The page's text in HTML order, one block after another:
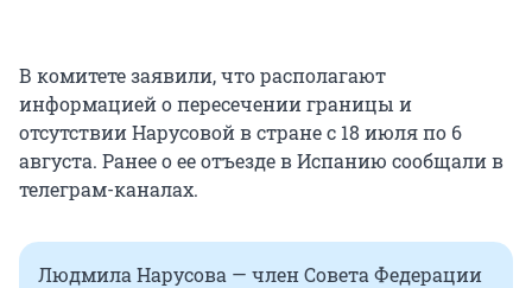
В комитете заявили, что располагают
информацией о пересечении границы и
отсутствии Нарусовой в стране с 18 июля по 6
августа. Ранее о ее отъезде в Испанию сообщали в
телеграм-каналах.
Людмила Нарусова — член Совета Федерации